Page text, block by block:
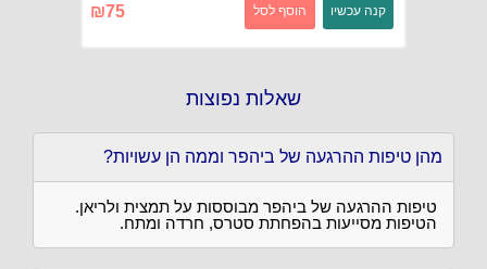
75
₪ קנה עכשיו הוסף לסל
שאלות נפוצות
מהן טיפות ההרגעה של ביהפר וממה הן עשויות?
טיפות ההרגעה של ביהפר מבוססות על תמצית ולריאן.
הטיפות מסייעות בהפחתת סטרס, חרדה ומתח.